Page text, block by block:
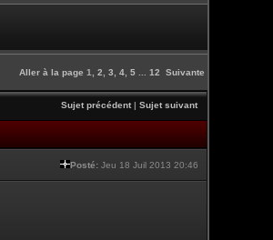
Aller à la page 1 2 3 4 5 12 Suivante
Sujet précédent| Sujet suivant
Posté: Jeu 18 Juil 2013 20:46